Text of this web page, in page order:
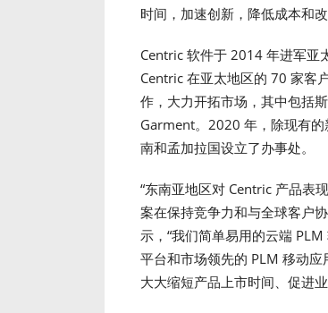
时间，加速创新，降低成本和改
Centric 软件于 2014 年进军亚
Centric 在亚太地区的 70 家客
作，大力开拓市场，其中包括
Garment。2020 年，除现有
南和孟加拉国设立了办事处。
“东南亚地区对 Centric 产品表
案在保持竞争力和与全球客户
示，“我们简单易用的云端
平台和市场领先的 PLM 移动
大大缩短产品上市时间、促进